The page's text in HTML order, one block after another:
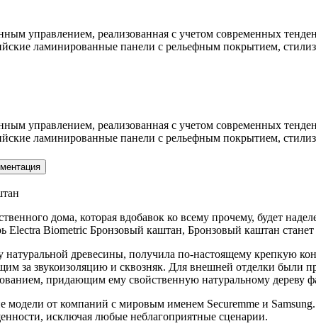
управлением, реализованная с учетом современных
ламинированные панели с рельефным покрытием,
управлением, реализованная с учетом современных
ламинированные панели с рельефным покрытием,
дома, которая вдобавок ко всему прочему, будет
Electra Biometric Бронзовый каштан, Бронзовый каштан
древесины, получила по-настоящему крепкую
за звукоизоляцию и сквозняк. Для внешней отделки были
придающим ему свойственную натуральному дереву
модели от компаний с мировым именем Securemme и
исключая любые неблагоприятные сценарии.